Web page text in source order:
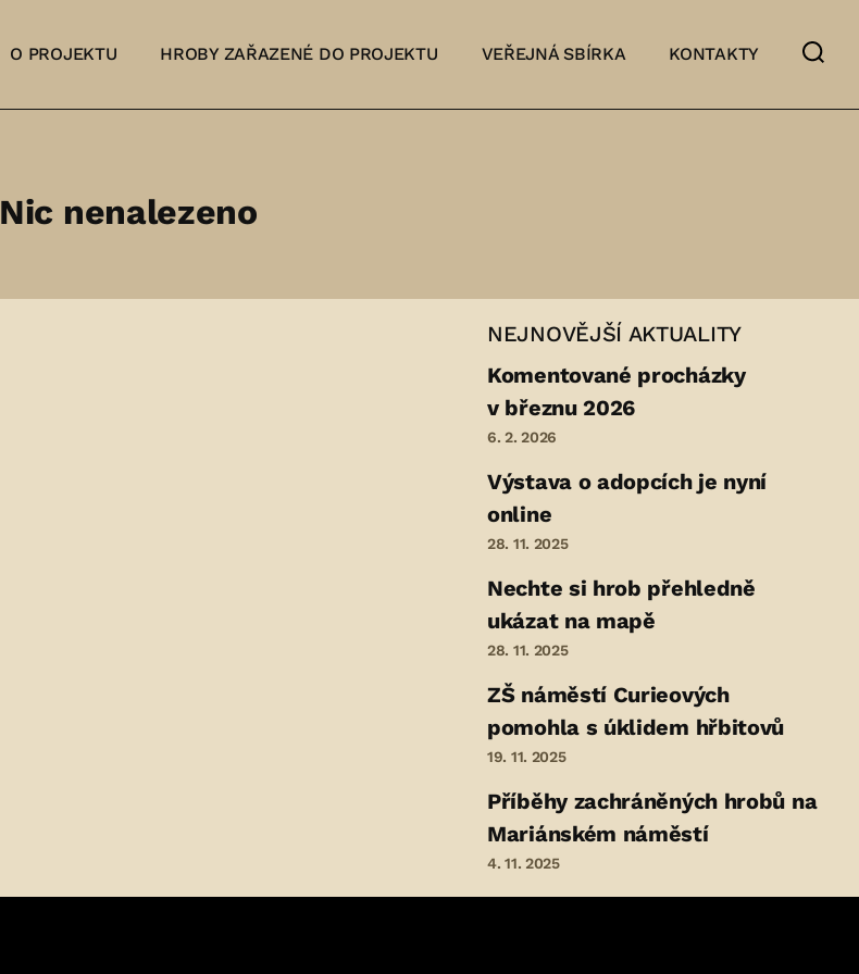
O PROJEKTU HROBY ZAŘAZENÉ DO PROJEKTU VEŘEJNÁ SBÍRKA KONTAKTY
Nic nenalezeno
NEJNOVĚJŠÍ AKTUALITY
Komentované procházky
v březnu 2026
6. 2. 2026
Výstava o adopcích je nyní
online
28. 11. 2025
Nechte si hrob přehledně
ukázat na mapě
28. 11. 2025
ZŠ náměstí Curieových
pomohla s úklidem hřbitovů
19. 11. 2025
Příběhy zachráněných hrobů na
Mariánském náměstí
4. 11. 2025